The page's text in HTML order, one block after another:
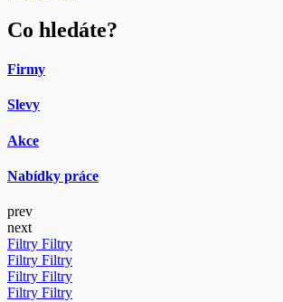
Co hledáte?
Firmy
Slevy
Akce
Nabídky práce
prev
next
Filtry Filtry
Filtry Filtry
Filtry Filtry
Filtry Filtry